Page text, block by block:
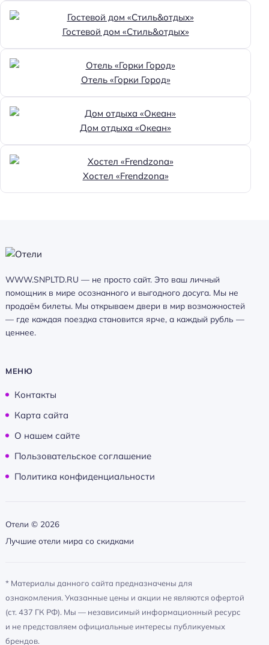
Гостевой дом «Стиль&отдых»
Отель «Горки Город»
Дом отдыха «Океан»
Хостел «Frendzona»
WWW.SNPLTD.RU — не просто сайт. Это ваш личный
помощник в мире осознанного и выгодного досуга. Мы не
продаём билеты. Мы открываем двери в мир возможностей
— где каждая поездка становится ярче, а каждый рубль —
ценнее.
МЕНЮ
Контакты
Карта сайта
О нашем сайте
Пользовательское соглашение
Политика конфиденциальности
Отели © 2026
Лучшие отели мира со скидками
* Материалы данного сайта предназначены для
ознакомления. Указанные цены и акции не являются офертой
(ст. 437 ГК РФ). Мы — независимый информационный ресурс
и не представляем официальные интересы публикуемых
брендов.